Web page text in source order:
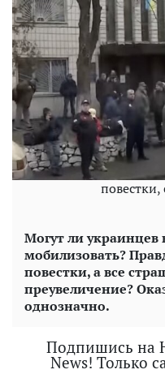
повестки,
Могут ли украинцев
мобилизовать?
повестки, а все
преувеличение?
однозначно.
Подпишись на
News! Только